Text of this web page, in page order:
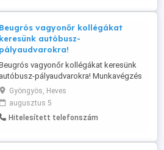
Beugrós vagyonőr kollégákat
keresünk autóbusz-
pályaudvarokra!
vagyonőr kollégákat keresünk
autóbusz-pályaudvarokra! Munkavégzés
helye: Gyöngyös autóbusz-állomás
Gyöngyös telephely Heves autóbusz-
állomás Balassagyarmat autóbusz-
Balassagyarmat telephely Hatvan
13:40 22:40 Elsősorban olyan
Gyöngyös, Heves
augusztus 5
Hitelesített telefonszám